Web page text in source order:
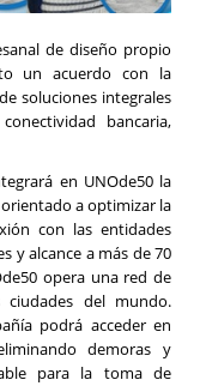
de diseño propio
un acuerdo con la
soluciones integrales
bancaria,
en UNOde50 la
a optimizar la
con las entidades
y alcance a más de 70
opera una red de
ciudades del mundo.
podrá acceder en
demoras y
para la toma de